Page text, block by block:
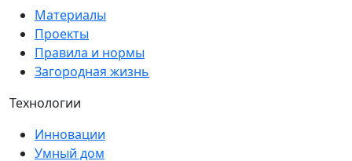
Материалы
Проекты
Правила и нормы
Загородная жизнь
Технологии
Инновации
Умный дом